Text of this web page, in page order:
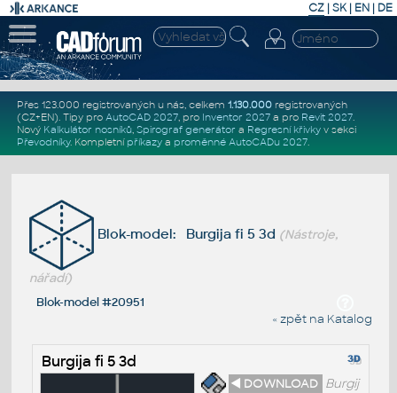
CZ | SK| EN | DE
Přes 123.000 registrovaných u nás, celkem 1.130.000registrovaných
(CZ+EN). Tipy pro AutoCAD 2027, pro Inventor 2027a pro Revit 2027.
Nový Kalkulátor nosníků, Spirograf generátor a Regresní křivkyv sekci
Převodníky. Kompletní příkazya proměnné AutoCADu 2027.
Blok-model: Burgija fi 5 3d (Nástroje,
nářadí)
Blok-model #20951
« zpět na Katalog
Burgija fi 5 3d
◄ DOWNLOAD Burgij